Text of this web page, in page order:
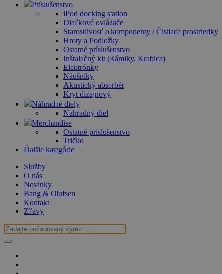
Príslušenstvo
iPod docking station
Diaľkové ovládače
Starostlivosť o komponenty / Čistiace prostriedky
Hroty a Podložky
Ostatné príslušenstvo
Inštalačný kit (Rámiky, Krabica)
Elektrónky
Náušníky
Akustický absorbér
Kryt dizajnový
Náhradné diely
Nahradný diel
Merchandise
Ostatné príslušenstvo
Tričko
Ďalšie kategórie
Služby
O nás
Novinky
Bang & Olufsen
Kontakt
Zľavy